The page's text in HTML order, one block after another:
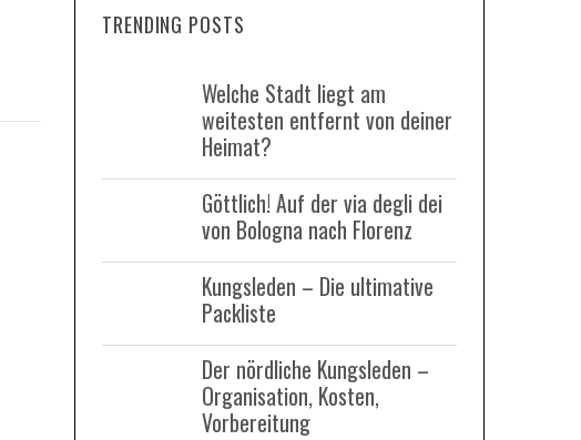
c
:
TRENDING POSTS
Welche Stadt liegt am
weitesten entfernt von deiner
Heimat?
Göttlich! Auf der via degli dei
von Bologna nach Florenz
Kungsleden – Die ultimative
Packliste
Der nördliche Kungsleden –
Organisation, Kosten,
Vorbereitung